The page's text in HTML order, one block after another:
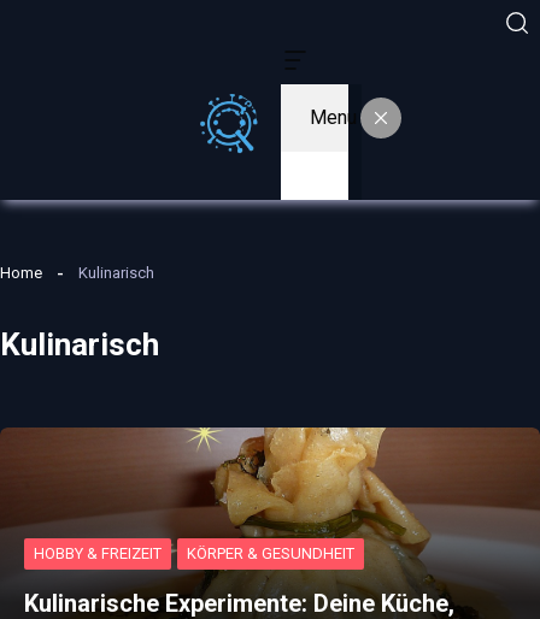
Menu
Home Kulinarisch
Kulinarisch
HOBBY & FREIZEIT KÖRPER & GESUNDHEIT
Kulinarische Experimente: Deine Küche,